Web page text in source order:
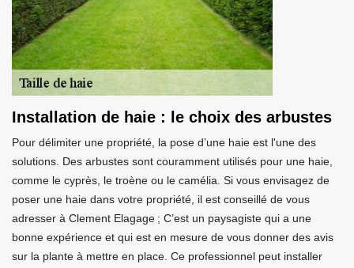
Installation de haie : le choix des arbustes
Pour délimiter une propriété, la pose d’une haie est l'une des
solutions. Des arbustes sont couramment utilisés pour une haie,
comme le cyprès, le troène ou le camélia. Si vous envisagez de
poser une haie dans votre propriété, il est conseillé de vous
adresser à Clement Elagage ; C’est un paysagiste qui a une
bonne expérience et qui est en mesure de vous donner des avis
sur la plante à mettre en place. Ce professionnel peut installer